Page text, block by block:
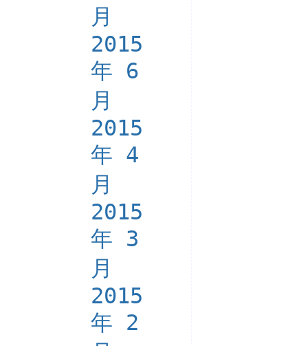
月
2015
年 6
月
2015
年 4
月
2015
年 3
月
2015
年 2